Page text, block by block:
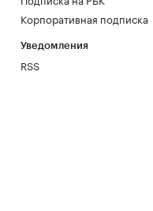
Корпоративная подписка
Уведомления
RSS